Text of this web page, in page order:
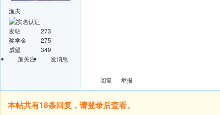
渔夫
发帖
273
奖学金
275
威望
349
加关注
发消息
回复 举报
本帖共有18条回复，请登录后查看。